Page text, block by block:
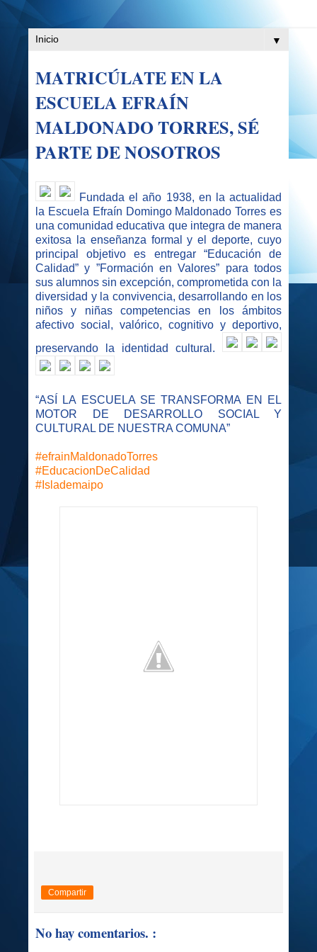
▼
MATRICÚLATE EN LA
ESCUELA EFRAÍN
MALDONADO TORRES, SÉ
PARTE DE NOSOTROS
Fundada el año 1938, en la actualidad
la Escuela Efraín Domingo Maldonado Torres es
una comunidad educativa que integra de manera
exitosa la enseñanza formal y el deporte, cuyo
principal objetivo es entregar “Educación de
Calidad” y ”Formación en Valores” para todos
sus alumnos sin excepción, comprometida con la
diversidad y la convivencia, desarrollando en los
niños y niñas competencias en los ámbitos
afectivo social, valórico, cognitivo y deportivo,
preservando la identidad cultural.
“ASÍ LA ESCUELA SE TRANSFORMA EN EL
MOTOR DE DESARROLLO SOCIAL Y
CULTURAL DE NUESTRA COMUNA”
#efrainMaldonadoTorres
#EducacionDeCalidad
#Islademaipo
Compartir
No hay comentarios. :